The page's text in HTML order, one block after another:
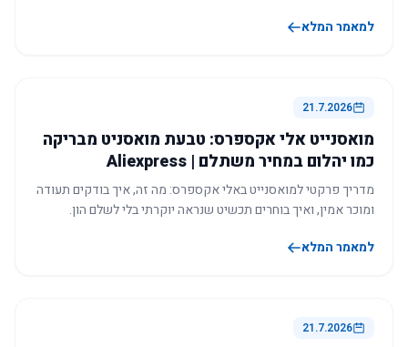
למאמר המלא
21.7.2026
מואסנייט אלי אקספרס: טבעת מואסניט מבריקה
כמו יהלום במחיר משתלם | Aliexpress
מדריך פרקטי למואסנייט באלי אקספרס: מה זה, איך בודקים תעודה
ומוכר אמין, ואיך בוחרים תכשיט שנראה יוקרתי בלי לשלם הון.
למאמר המלא
21.7.2026